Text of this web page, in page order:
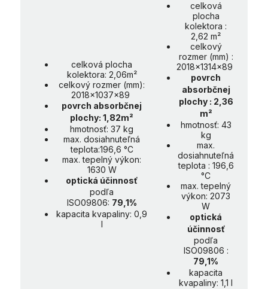
celková plocha
kolektora: 2,06m²
celkový rozmer (mm):
2018x1037x89
povrch absorbčnej
plochy: 1,82m²
hmotnosť: 37 kg
max. dosiahnuteľná
teplota:196,6 °C
max. tepelný výkon:
1630 W
optická účinnosť
podľa
ISO09806: 79,1%
kapacita kvapaliny: 0,9
l
celková
plocha
kolektora :
2,62 m²
celkový
rozmer (mm) :
2018x1314x89
povrch
absorbčnej
plochy : 2,36
m²
hmotnosť: 43
kg
max.
dosiahnuteľná
teplota : 196,6
°C
max. tepelný
výkon: 2073
W
optická
účinnosť
podľa
ISO09806 :
79,1%
kapacita
kvapaliny: 1,1 l